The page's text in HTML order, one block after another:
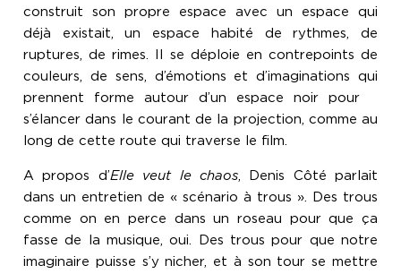
construit son propre espace avec un espace qui
déjà existait, un espace habité de rythmes, de
ruptures, de rimes. Il se déploie en contrepoints de
couleurs, de sens, d’émotions et d’imaginations qui
prennent forme autour d’un espace noir pour
s’élancer dans le courant de la projection, comme au
long de cette route qui traverse le film.
A propos d’Elle veut le chaos, Denis Côté parlait
dans un entretien de « scénario à trous ». Des trous
comme on en perce dans un roseau pour que ça
fasse de la musique, oui. Des trous pour que notre
imaginaire puisse s’y nicher, et à son tour se mettre